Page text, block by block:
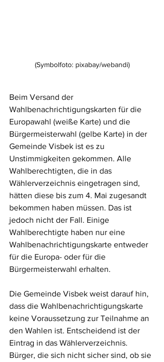
(Symbolfoto: pixabay/webandi)
Beim Versand der
Wahlbenachrichtigungskarten für die
Europawahl (weiße Karte) und die
Bürgermeisterwahl (gelbe Karte) in der
Gemeinde Visbek ist es zu
Unstimmigkeiten gekommen. Alle
Wahlberechtigten, die in das
Wählerverzeichnis eingetragen sind,
hätten diese bis zum 4. Mai zugesandt
bekommen haben müssen. Das ist
jedoch nicht der Fall. Einige
Wahlberechtigte haben nur eine
Wahlbenachrichtigungskarte entweder
für die Europa- oder für die
Bürgermeisterwahl erhalten.
Die Gemeinde Visbek weist darauf hin,
dass die Wahlbenachrichtigungskarte
keine Voraussetzung zur Teilnahme an
den Wahlen ist. Entscheidend ist der
Eintrag in das Wählerverzeichnis.
Bürger, die sich nicht sicher sind, ob sie